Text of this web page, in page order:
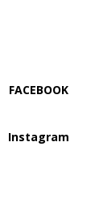
FACEBOOK
Instagram